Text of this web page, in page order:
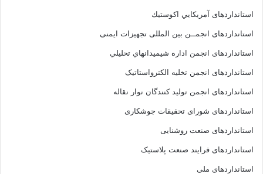
استانداردهای آمريكايي اكوستيك
استانداردهای انجمــن بين المللى تجهيزات ايمنى
استانداردهای انجمن اداره شيميدانهاي تحليلي
استانداردهای انجمن تخليه الکترواستاتيک
استانداردهای انجمن توليد کنندگان نوار نقاله
استانداردهای شورای تحقیقات جوشکاری
استانداردهای صنعت روشنایی
استانداردهای فرايند صنعت پلاستيک
استانداردهای ملی